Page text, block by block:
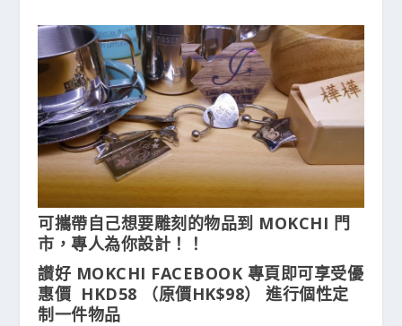
可攜帶自己想要雕刻的物品到 MOKCHI 門
市，專人為你設計！！
讃好 MOKCHI FACEBOOK 專頁即可享受優
惠價 HKD58 （原價HK$98） 進行個性定
制一件物品